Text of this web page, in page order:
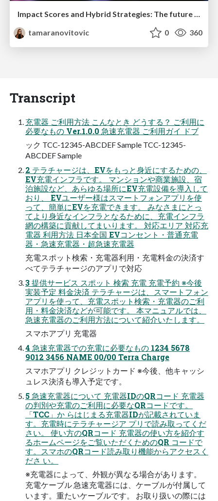
Impact Scores and Hybrid Strategies: The future of link building
tamaranovitovic
0 360
Transcript
充電器 ご利用方法 こんなとき どうする？ ご利用に
必要なもの Ver.1.0.0 急速充電器 ご利用ガイ ドブ
ック TCC-12345-ABCDEF Sample TCC-12345-
ABCDEF Sample
2 テラチャージは、EVをもっと身近にするための、
EV充電インフラです。 マンションや商業施設、宿
泊施設など、あらゆる場所にEV充電設備を導入して
おり、 EVユーザー様はスマートフォンアプリを使
って、簡単にEVを充電できます。 みなさまにとっ
てより身近なインフラとなるために、充電インフラ
網の構築に貢献してまいります。 対応エリア 対応充
電器 利用方法 日本全国 EVコンセント・普通充電
器・急速充電器・超急速充電器
充電スポット検索・充電器利用・充電料金の決済す
べてテラチャージのアプリで対応
3 提供サービス スポット 検索 充電 充電予約 ※今後
実装予定 料金決済 テラチャージは、スマートフォン
アプリを使って、充電スポット検索・充電器のご利
用・料金決済などが可能です。 本マニュアルでは、
急速充電器のご利用方法について紹介いたします。
スマホアプリ 充電器
4 急速充電器での充電に必要なもの 1234 5678
9012 3456 NAME 00/00 Terra Charge
スマホアプリ クレジットカード ※今後、他キャッシ
ュレス決済も導入予定です。
5 急速充電器について 充電器IDのQRコード 充電器
の判別や充電のご利用に必要なQRコードです。
「TCC」か らはじまる充電器IDが記載されていま
す。充電時にテラチャージア プリで読み取ってくだ
さい。 使い方のQRコード 充電器の使い方を紹介す
るホームページをご覧いただくためのQR コードで
す。スマホのQRコード読み取り機能からアクセスく
ださ い。
※充電器によって、外観が異なる場合があります。
充電ケーブル 急速充電器には、ケーブルが付属して
います。重たいケーブルです。 お取り扱いの際には